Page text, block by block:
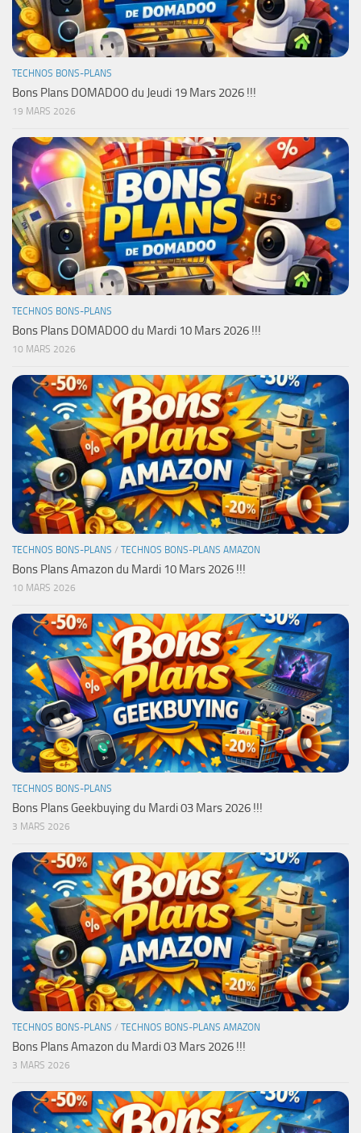
TECHNOS BONS-PLANS
Bons Plans DOMADOO du Jeudi 19 Mars 2026 !!!
19 MARS 2026
TECHNOS BONS-PLANS
Bons Plans DOMADOO du Mardi 10 Mars 2026 !!!
10 MARS 2026
TECHNOS BONS-PLANS / TECHNOS BONS-PLANS AMAZON
Bons Plans Amazon du Mardi 10 Mars 2026 !!!
10 MARS 2026
TECHNOS BONS-PLANS
Bons Plans Geekbuying du Mardi 03 Mars 2026 !!!
3 MARS 2026
TECHNOS BONS-PLANS / TECHNOS BONS-PLANS AMAZON
Bons Plans Amazon du Mardi 03 Mars 2026 !!!
3 MARS 2026